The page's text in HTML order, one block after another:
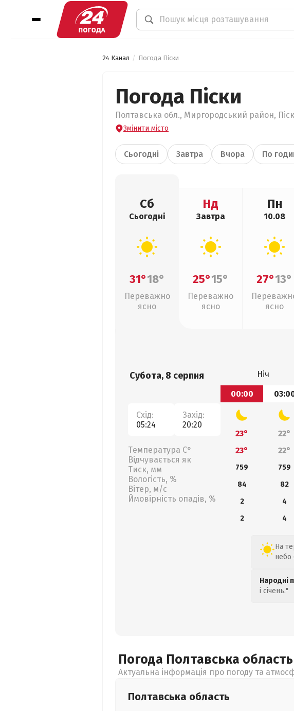
24 Канал Погода Піски
Погода Піски
Полтавська обл., Миргородський район,
Змінити місто
Сьогодні Завтра Вчора По
Сб
Сьогодні
31°18°
Переважно
ясно
Нд
Завтра
25°15°
Переважно
ясно
Пн
10.08
27°13°
ясно
Субота, 8 серпня
Схід:
05:24
Захід:
20:20
Температура С°
Відчувається як
Тиск, мм
Вологість, %
Вітер, м/с
Ймовірність опадів, %
Ніч
00:00
23° 22°
23°
22°
759 759
84
82
2
4
2
4
На
небо
Народні
і січень."
Погода Полтавська область
Актуальна інформація про погоду та
Полтавська область